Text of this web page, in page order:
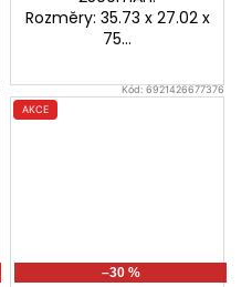
Rozměry: 35.73 x 27.02 x
75...
Kód: 6921426677376
AKCE
–30 %